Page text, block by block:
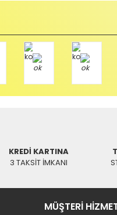
KREDİ KARTINA
3 TAKSİT İMKANI
MÜŞTERİ